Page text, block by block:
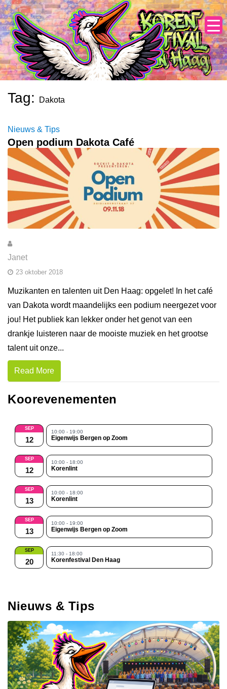
Skip
to
content
Tag: Dakota
Nieuws & Tips
Open podium Dakota Café
Janet
23 oktober 2018
Muzikanten en talenten uit Den Haag: opgelet! In het café
van Dakota wordt maandelijks een podium neergezet voor
jou! Het publiek kan lekker onder het genot van een
drankje luisteren naar de mooiste muziek en het grootse
talent uit onze...
Read More
Koorevenementen
SEP
12
10:00 - 19:00
Eigenwijs Bergen op Zoom
SEP
12
10:00 - 18:00
Korenlint
SEP
13
10:00 - 18:00
Korenlint
SEP
13
10:00 - 19:00
Eigenwijs Bergen op Zoom
SEP
20
11:30 - 18:00
Korenfestival Den Haag
Nieuws & Tips